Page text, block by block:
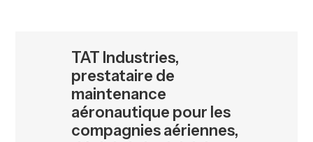
Nous contacter
TAT Industries,
prestataire de
maintenance
aéronautique pour les
compagnies aériennes,